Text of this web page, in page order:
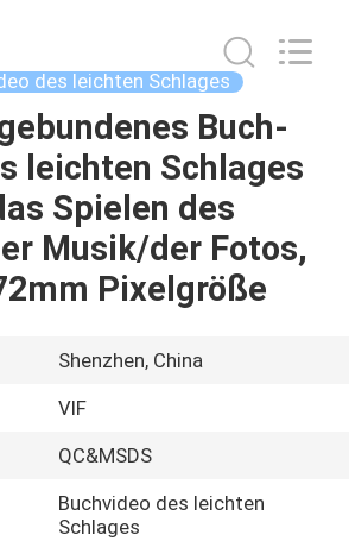
des leichten Schlages
Buch-
leichten Schlages
Spielen des
Musik/der Fotos,
Pixelgröße
Shenzhen, China
VIF
QC&MSDS
Buchvideo des leichten
Schlages